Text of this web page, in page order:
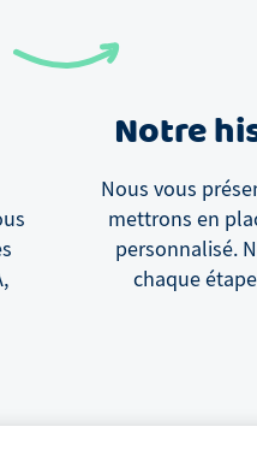
Notre
Nous vous
mettrons en
personnalisé.
chaque